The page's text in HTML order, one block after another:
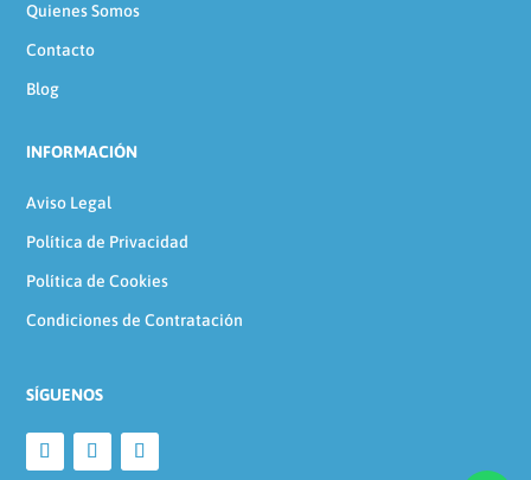
Quienes Somos
Contacto
Blog
INFORMACIÓN
Aviso Legal
Política de Privacidad
Política de Cookies
Condiciones de Contratación
SÍGUENOS